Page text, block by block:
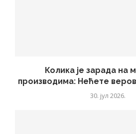
Колика је зарада на
производима: Нећете
30. јул 2026.